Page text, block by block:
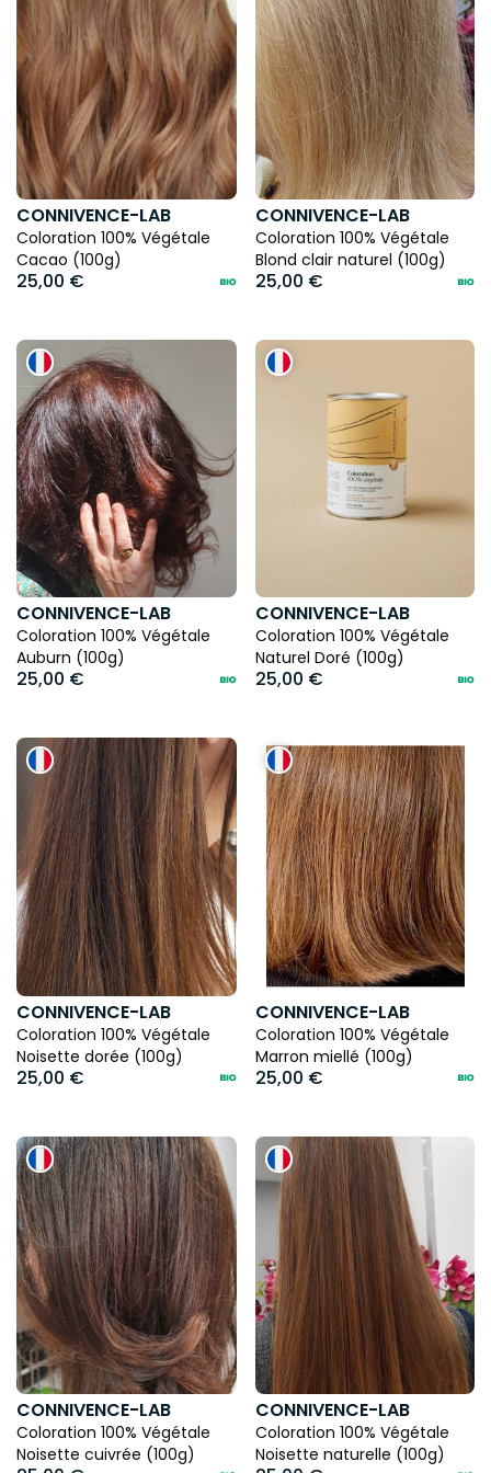
CONNIVENCE-LAB
Coloration 100% Végétale
Cacao (100g)
25,00 €
CONNIVENCE-LAB
Coloration 100% Végétale
Blond clair naturel (100g)
25,00 €
CONNIVENCE-LAB
Coloration 100% Végétale
Auburn (100g)
25,00 €
CONNIVENCE-LAB
Coloration 100% Végétale
Naturel Doré (100g)
25,00 €
CONNIVENCE-LAB
Coloration 100% Végétale
Noisette dorée (100g)
25,00 €
CONNIVENCE-LAB
Coloration 100% Végétale
Marron miellé (100g)
25,00 €
CONNIVENCE-LAB
Coloration 100% Végétale
Noisette cuivrée (100g)
CONNIVENCE-LAB
Coloration 100% Végétale
Noisette naturelle (100g)